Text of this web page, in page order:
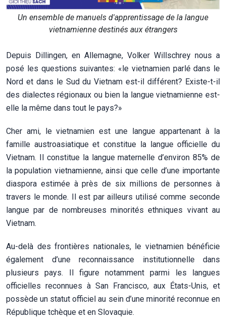
Un ensemble de manuels d'apprentissage de la langue
vietnamienne destinés aux étrangers
Depuis Dillingen, en Allemagne, Volker Willschrey nous a
posé les questions suivantes: «le vietnamien parlé dans le
Nord et dans le Sud du Vietnam est-il différent? Existe-t-il
des dialectes régionaux ou bien la langue vietnamienne est-
elle la même dans tout le pays?»
Cher ami, le vietnamien est une langue appartenant à la
famille austroasiatique et constitue la langue officielle du
Vietnam. Il constitue la langue maternelle d’environ 85% de
la population vietnamienne, ainsi que celle d’une importante
diaspora estimée à près de six millions de personnes à
travers le monde. Il est par ailleurs utilisé comme seconde
langue par de nombreuses minorités ethniques vivant au
Vietnam.
Au-delà des frontières nationales, le vietnamien bénéficie
également d’une reconnaissance institutionnelle dans
plusieurs pays. Il figure notamment parmi les langues
officielles reconnues à San Francisco, aux États-Unis, et
possède un statut officiel au sein d’une minorité reconnue en
République tchèque et en Slovaquie.